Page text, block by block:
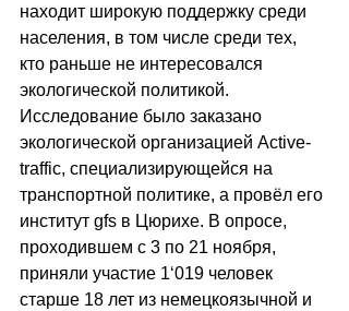
находит широкую поддержку среди
населения, в том числе среди тех,
кто раньше не интересовался
экологической политикой.
Исследование было заказано
экологической организацией Active-
traffic, специализирующейся на
транспортной политике, а провёл его
институт gfs в Цюрихе. В опросе,
проходившем с 3 по 21 ноября,
приняли участие 1‘019 человек
старше 18 лет из немецкоязычной и